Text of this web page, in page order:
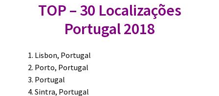
TOP – 30 Localizações
Portugal 2018
Lisbon, Portugal
Porto, Portugal
Portugal
Sintra, Portugal